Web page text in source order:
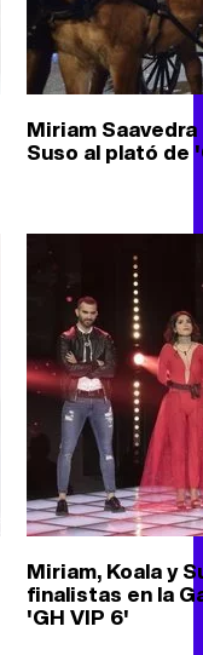
Miriam
Suso al plató de
Miriam, Koala y
finalistas en la
'GH VIP 6'